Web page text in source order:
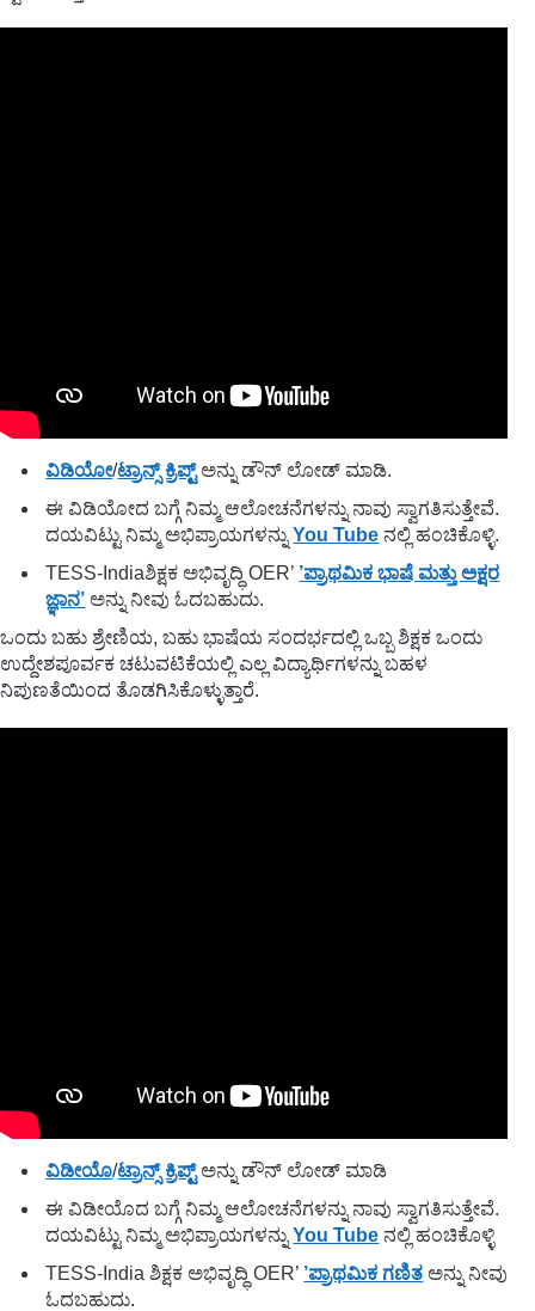
ವಿಡಿಯೋ/ಟ್ರಾನ್ಸ್ ಕ್ರಿಪ್ಟ್ಅನ್ನು ಡೌನ್ ಲೋಡ್ ಮಾಡಿ.
ಈ ವಿಡಿಯೋದ ಬಗ್ಗೆ ನಿಮ್ಮ ಆಲೋಚನೆಗಳನ್ನು ನಾವು ಸ್ವಾಗತಿಸುತ್ತೇವೆ.
ದಯವಿಟ್ಟು ನಿಮ್ಮ ಅಭಿಪ್ರಾಯಗಳನ್ನುYou Tube ನಲ್ಲಿ ಹಂಚಿಕೊಳ್ಳಿ.
TESS-Indiaಶಿಕ್ಷಕ ಅಭಿವೃದ್ಧಿ OER’ ’ಪ್ರಾಥಮಿಕ ಭಾಷೆ ಮತ್ತು ಅಕ್ಷರ
ಜ್ಞಾನ’ ಅನ್ನು ನೀವು ಓದಬಹುದು.
ಒಂದು ಬಹು ಶ್ರೇಣಿಯ, ಬಹು ಭಾಷೆಯ ಸಂದರ್ಭದಲ್ಲಿ ಒಬ್ಬ ಶಿಕ್ಷಕ ಒಂದು
ಉದ್ದೇಶಪೂರ್ವಕ ಚಟುವಟಿಕೆಯಲ್ಲಿ ಎಲ್ಲ ವಿದ್ಯಾರ್ಥಿಗಳನ್ನು ಬಹಳ
ನಿಪುಣತೆಯಿಂದ ತೊಡಗಿಸಿಕೊಳ್ಳುತ್ತಾರೆ.
ವಿಡೀಯೊ/ಟ್ರಾನ್ಸ್ ಕ್ರಿಪ್ಟ್ಅನ್ನು ಡೌನ್ ಲೋಡ್ ಮಾಡಿ
ಈ ವಿಡೀಯೊದ ಬಗ್ಗೆ ನಿಮ್ಮ ಆಲೋಚನೆಗಳನ್ನು ನಾವು ಸ್ವಾಗತಿಸುತ್ತೇವೆ.
ದಯವಿಟ್ಟು ನಿಮ್ಮ ಅಭಿಪ್ರಾಯಗಳನ್ನುYou Tube ನಲ್ಲಿ ಹಂಚಿಕೊಳ್ಳಿ
TESS-India ಶಿಕ್ಷಕ ಅಭಿವೃದ್ಧಿ OER’ ’ಪ್ರಾಥಮಿಕ ಗಣಿತ ಅನ್ನು ನೀವು
ಓದಬಹುದು.